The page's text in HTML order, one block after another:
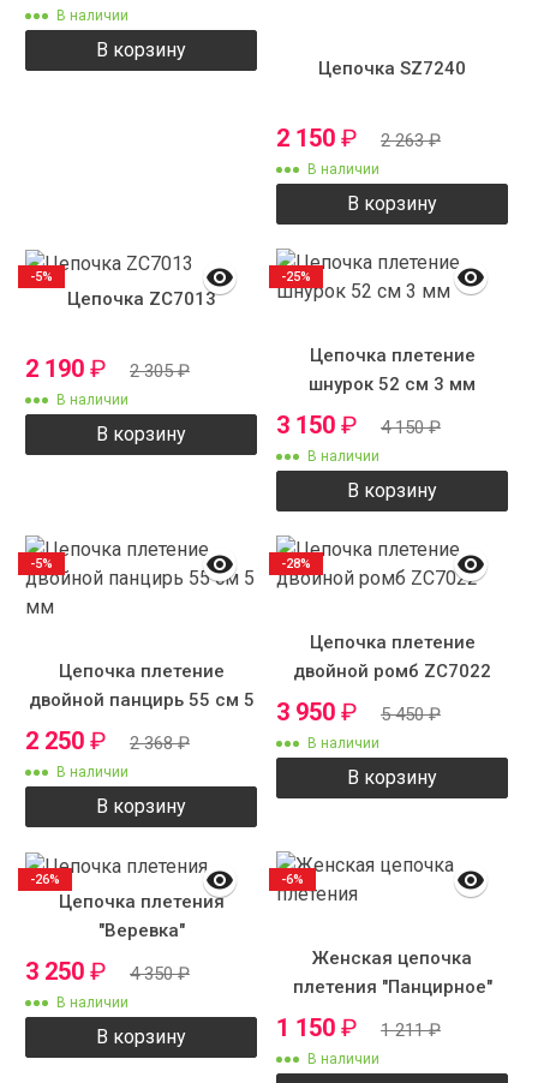
В наличии
В корзину
Цепочка SZ7240
2 150 ₽ 2 263₽
В наличии
В корзину
Цепочка ZC7013
2 190 ₽ 2 305₽
В наличии
В корзину
-5%
Цепочка плетение
шнурок 52 см 3 мм
3 150 ₽ 4 150₽
В наличии
В корзину
-25%
Цепочка плетение
двойной панцирь 55 см 5
2 250 ₽ 2 368₽
В наличии
В корзину
-5%
Цепочка плетение
двойной ромб ZC7022
3 950 ₽ 5 450₽
В наличии
В корзину
-28%
Цепочка плетения
"Веревка"
3 250 ₽ 4 350₽
В наличии
В корзину
-26%
Женская цепочка
плетения "Панцирное"
1 150 ₽ 1 211₽
В наличии
-6%